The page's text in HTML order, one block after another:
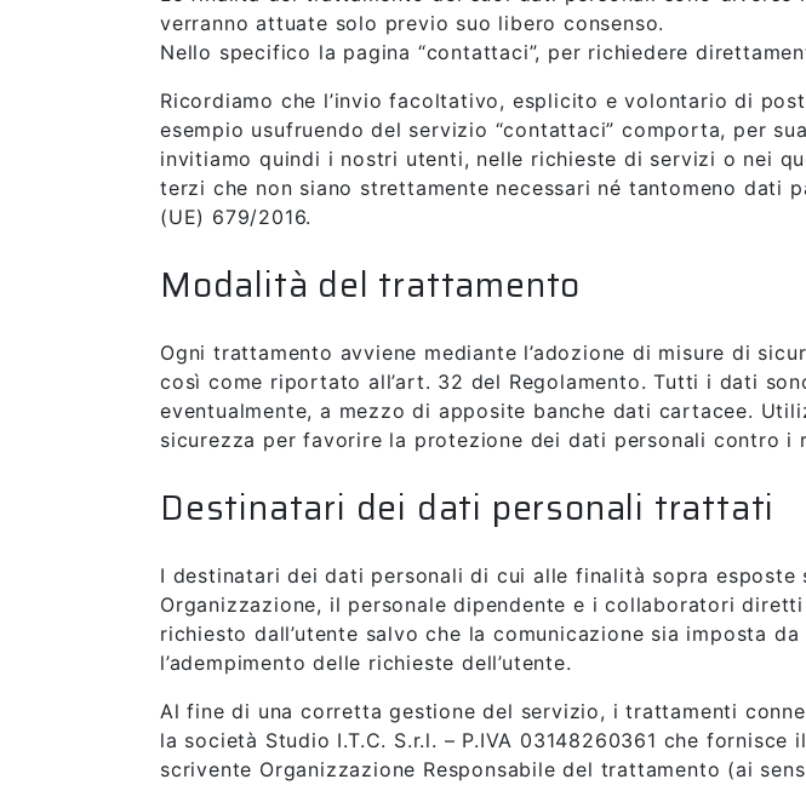
verranno attuate solo previo suo libero consenso.
Nello specifico la pagina “contattaci”, per richiedere
Ricordiamo che l’invio facoltativo, esplicito e volontario di
esempio usufruendo del servizio “contattaci” comporta, per
invitiamo quindi i nostri utenti, nelle richieste di servizi o nei
terzi che non siano strettamente necessari né tantomeno dati
(UE) 679/2016.
Modalità del trattamento
Ogni trattamento avviene mediante l’adozione di misure di
così come riportato all’art. 32 del Regolamento. Tutti i dati
eventualmente, a mezzo di apposite banche dati cartacee.
sicurezza per favorire la protezione dei dati personali contro i
Destinatari dei dati personali trattati
I destinatari dei dati personali di cui alle finalità sopra
Organizzazione, il personale dipendente e i collaboratori
richiesto dall’utente salvo che la comunicazione sia imposta
l’adempimento delle richieste dell’utente.
Al fine di una corretta gestione del servizio, i trattamenti
la società Studio I.T.C. S.r.l. – P.IVA 03148260361 che
scrivente Organizzazione Responsabile del trattamento (ai